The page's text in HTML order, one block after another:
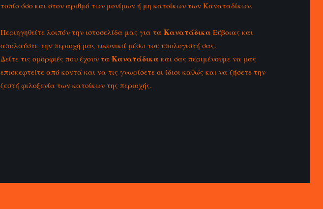
τοπίο όσο και στον αριθμό των μονίμων ή μη κατοίκων των Καναταδίκων.
Περιηγηθείτε λοιπόν την ιστοσελίδα μας για τα Κανατάδικα Εύβοιας και
απολαύστε την περιοχή μας εικονικά μέσω του υπολογιστή σας.
Δείτε τις ομορφιές που έχουν τα Κανατάδικα και σας περιμένουμε να μας
επισκεφτείτε από κοντά και να τις γνωρίσετε οι ίδιοι καθώς και να ζήσετε την
ζεστή φιλοξενία των κατοίκων της περιοχής.